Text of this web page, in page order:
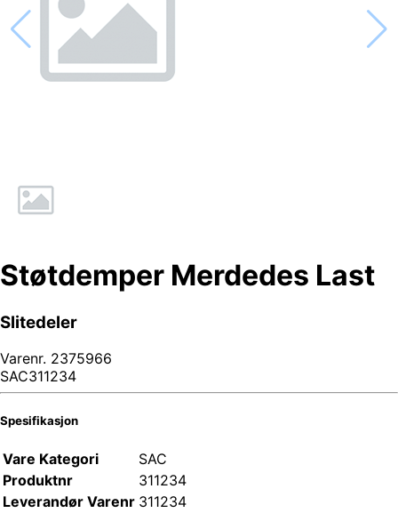
Støtdemper Merdedes Last
Slitedeler
Varenr. 2375966
SAC311234
Spesifikasjon
Vare Kategori
SAC
Produktnr
311234
Leverandør Varenr 311234